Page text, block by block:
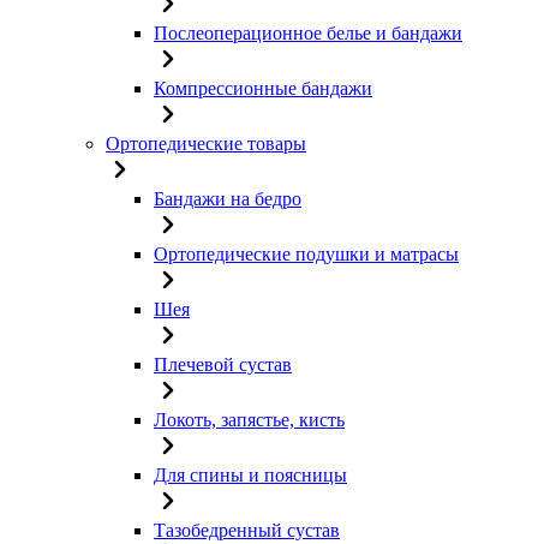
Послеоперационное белье и бандажи
Компрессионные бандажи
Ортопедические товары
Бандажи на бедро
Ортопедические подушки и матрасы
Шея
Плечевой сустав
Локоть, запястье, кисть
Для спины и поясницы
Тазобедренный сустав